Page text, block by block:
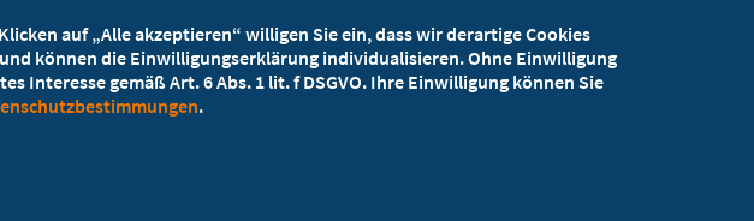
Kostenlos für Studierende
auf „Alle akzeptieren“ willigen Sie ein, dass wir derartige Cookies
können die Einwilligungserklärung individualisieren. Ohne Einwilligung
gemäß Art. 6 Abs. 1 lit. f DSGVO. Ihre Einwilligung können Sie
.